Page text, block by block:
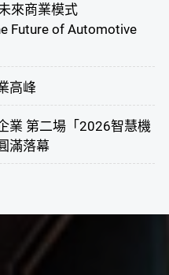
來商業模式
Future of Automotive
高峰
業 第二場「2026智慧機
滿落幕